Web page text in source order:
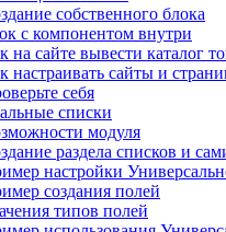
собственного блока
с компонентом внутри
на сайте вывести каталог
настраивать сайты и
себя
списки
модуля
раздела списков и
настройки
создания полей
типов полей